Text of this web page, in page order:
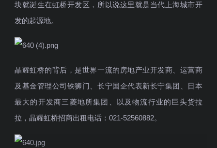
块就诞生在虹桥开发区，所以说这里就是当代上海城市开
发的起源地。
晶耀虹桥的背后，是世界一流的房地产业开发商、运营商
及基金管理公司铁狮门、长宁国企代表新长宁集团、日本
最大的开发商三菱地所集团、以及物流行业的巨头货拉
拉，晶耀虹桥招商出租电话：021-52560882。